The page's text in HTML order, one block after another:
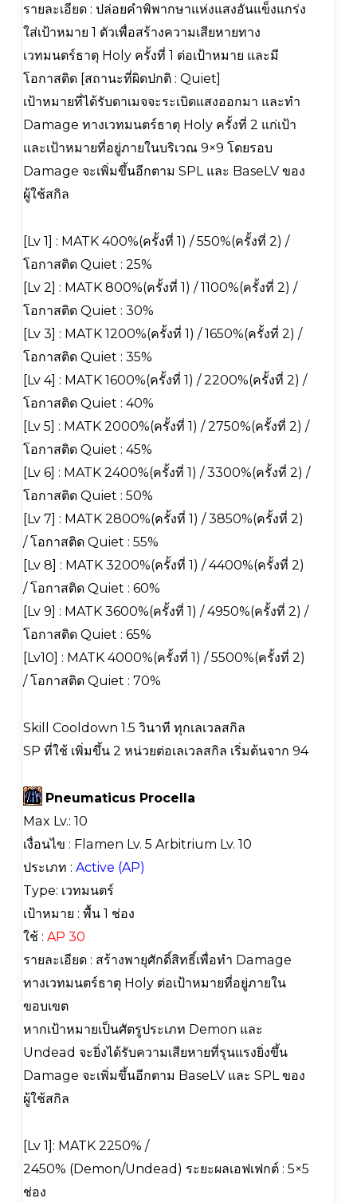
รายละเอียด : ปล่อยคำพิพากษาแห่งแสงอันแข็งแกร่ง
ใส่เป้าหมาย 1 ตัวเพื่อสร้างความเสียหายทาง
เวทมนตร์ธาตุ Holy ครั้งที่ 1 ต่อเป้าหมาย และมี
โอกาสติด [สถานะที่ผิดปกติ : Quiet]
เป้าหมายที่ได้รับดาเมจจะระเบิดแสงออกมา และทำ
Damage ทางเวทมนตร์ธาตุ Holy ครั้งที่ 2 แก่เป้า
และเป้าหมายที่อยู่ภายในบริเวณ 9×9 โดยรอบ
Damage จะเพิ่มขึ้นอีกตาม SPL และ BaseLV ของ
ผู้ใช้สกิล
[Lv 1] : MATK 400%(ครั้งที่ 1) / 550%(ครั้งที่ 2) /
โอกาสติด Quiet : 25%
[Lv 2] : MATK 800%(ครั้งที่ 1) / 1100%(ครั้งที่ 2) /
โอกาสติด Quiet : 30%
[Lv 3] : MATK 1200%(ครั้งที่ 1) / 1650%(ครั้งที่ 2) /
โอกาสติด Quiet : 35%
[Lv 4] : MATK 1600%(ครั้งที่ 1) / 2200%(ครั้งที่ 2) /
โอกาสติด Quiet : 40%
[Lv 5] : MATK 2000%(ครั้งที่ 1) / 2750%(ครั้งที่ 2) /
โอกาสติด Quiet : 45%
[Lv 6] : MATK 2400%(ครั้งที่ 1) / 3300%(ครั้งที่ 2) /
โอกาสติด Quiet : 50%
[Lv 7] : MATK 2800%(ครั้งที่ 1) / 3850%(ครั้งที่ 2)
/ โอกาสติด Quiet : 55%
[Lv 8] : MATK 3200%(ครั้งที่ 1) / 4400%(ครั้งที่ 2)
/ โอกาสติด Quiet : 60%
[Lv 9] : MATK 3600%(ครั้งที่ 1) / 4950%(ครั้งที่ 2) /
โอกาสติด Quiet : 65%
[Lv10] : MATK 4000%(ครั้งที่ 1) / 5500%(ครั้งที่ 2)
/ โอกาสติด Quiet : 70%
Skill Cooldown 1.5 วินาที ทุกเลเวลสกิล
SP ที่ใช้ เพิ่มขึ้น 2 หน่วยต่อเลเวลสกิล เริ่มต้นจาก 94
Pneumaticus Procella
Max Lv.: 10
เงื่อนไข : Flamen Lv. 5 Arbitrium Lv. 10
ประเภท : Active (AP)
Type: เวทมนตร์
เป้าหมาย : พื้น 1 ช่อง
ใช้ : AP 30
รายละเอียด : สร้างพายุศักดิ์สิทธิ์เพื่อทำ Damage
ทางเวทมนตร์ธาตุ Holy ต่อเป้าหมายที่อยู่ภายใน
ขอบเขต
หากเป้าหมายเป็นศัตรูประเภท Demon และ
Undead จะยิ่งได้รับความเสียหายที่รุนแรงยิ่งขึ้น
Damage จะเพิ่มขึ้นอีกตาม BaseLV และ SPL ของ
ผู้ใช้สกิล
[Lv 1]: MATK 2250% /
2450% (Demon/Undead) ระยะผลเอฟเฟกต์ : 5×5
ช่อง